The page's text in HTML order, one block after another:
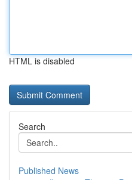
HTML is disabled
Search
Published News